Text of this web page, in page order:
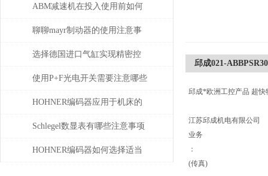
法有哪些
ABM减速机在投入使用前如何
安装
聊聊mayr制动器的使用注意事
项
选择德国进口气缸实现精密控
制和动力传输
使用P+F光电开关需要注意哪些
问题？
HOHNER编码器应用于机床的
位移测量和主轴控制
Schlegel数显表有哪些注意事项
HOHNER编码器如何选择适当
邱成021-
邱成*欧洲工控产品 超
江苏邱成机电有限公司
业务
：
(传真)